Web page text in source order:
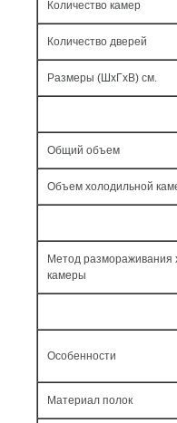
Количество камер
Количество дверей
Размеры (ШxГxВ) см.
Общий объем
Объем холодильной
Метод размораживания
камеры
Особенности
Материал полок